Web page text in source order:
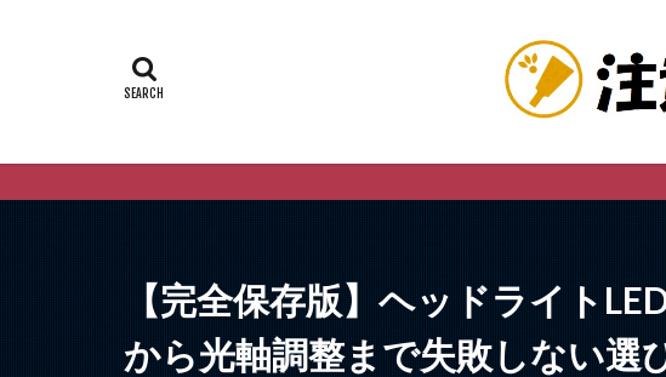
【完全保存版】ヘッドライト
から光軸調整まで失敗しない選